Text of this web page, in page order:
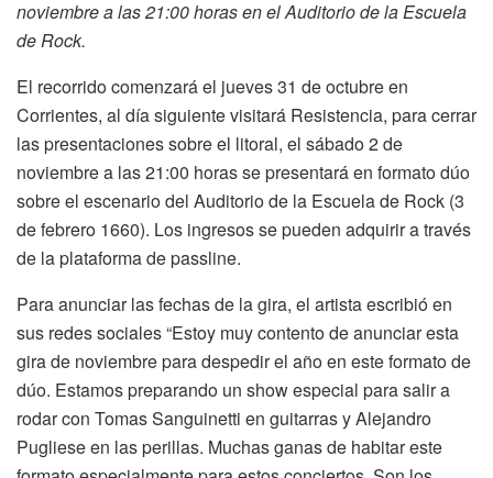
noviembre a las 21:00 horas en el Auditorio de la Escuela
de Rock.
El recorrido comenzará el jueves 31 de octubre en
Corrientes, al día siguiente visitará Resistencia, para cerrar
las presentaciones sobre el litoral, el sábado 2 de
noviembre a las 21:00 horas se presentará en formato dúo
sobre el escenario del Auditorio de la Escuela de Rock (3
de febrero 1660). Los ingresos se pueden adquirir a través
de la plataforma de passline.
Para anunciar las fechas de la gira, el artista escribió en
sus redes sociales “Estoy muy contento de anunciar esta
gira de noviembre para despedir el año en este formato de
dúo. Estamos preparando un show especial para salir a
rodar con Tomas Sanguinetti en guitarras y Alejandro
Pugliese en las perillas. Muchas ganas de habitar este